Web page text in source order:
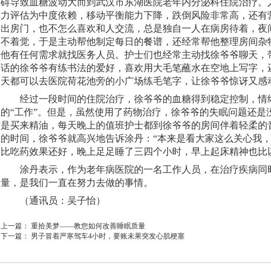
碍导致血糖波动大而到武汉市东湖医院老年内分泌科住院治疗。
力评估为中度依赖，移动平衡能力下降，跌倒风险非常高，还有
出房门， 也不怎么喜欢和人交流 ，总是独自一人在病房待着，夜
不着觉 ，于是主动帮他制定每日的餐谱，还经常帮他整理房间
他有任何需求就找医务人员。护士们也经常主动找徐爷爷聊天
话的徐爷爷有练书法的爱好，喜欢用大毛笔蘸水在空地上写字
天都可以去医院荷花池旁的小广场练毛笔字，让徐爷爷惊讶又感
经过一段时间的住院治疗，徐爷爷的血糖得到稳定控制，
的“工作”。但是，虽然使用了药物治疗，徐爷爷的失眠问题还
是买来精油，每天晚上的值班护士都到 徐爷爷的房间伴着轻柔的
的时间，徐爷爷就高兴地告诉涂丹： “本来是看大家这么关心我
比吃药效果还好， 晚上 足足睡了三四个小时， 早上起床精神也比
涂丹表示，作为老年病医院的一名工作人员 ， 在治疗疾病同
量 ，是我们一直在努力去做的事情。
（通讯员：吴子怡）
上一篇： 重拾美梦——教您如何改善睡眠质量
下一篇： 男子冒着严寒驾车4小时，要账未果突发心肌梗塞